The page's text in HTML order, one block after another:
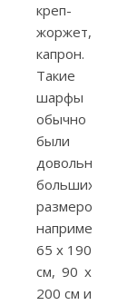
креп-
жоржет,
капрон.
Такие
шарфы
обычно
были
довольно
больших
размеров:
например,
65 х 190
см, 90 х
200 см и